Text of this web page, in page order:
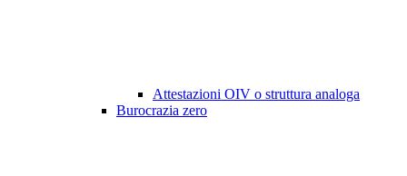
Attestazioni OIV o struttura analoga
Burocrazia zero